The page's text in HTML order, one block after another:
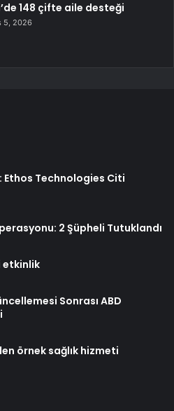
148 çifte aile desteği
5, 2026
Ethos Technologies Citi
2 Şüpheli Tutuklandı
etkinlik
Sonrası ABD
örnek sağlık hizmeti